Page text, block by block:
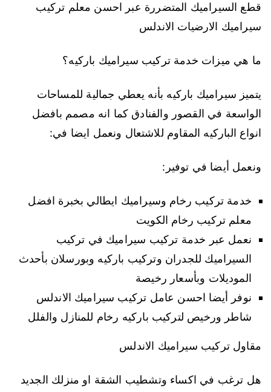
قطع السيراميك المتضررة عبر احسن معلم تركيب
سيراميك الارضيات الاندلس
ما هي ميزات خدمة تركيب سيراميك باركيه؟
يتميز سيراميك باركيه بأنه يعطي جمالية للمساحات
الواسعة في القصور والفنادق كما انه مصمم بافضل
انواع الباركيه المقاوم للاشتعال ونعمل ايضا في:
ونعمل أيضا في توفير:
خدمة تركيب رخام وسيراميك ايطالي بخبرة افضل
معلم تركيب رخام الكويت
نعمل عبر خدمة تركيب سيراميك في تركيب
السيراميك للجدران وتركيب باركيه وبورسلان بأحدث
الموديلات وبأسعار رخيصة
نوفر أيضا احسن عامل تركيب سيراميك الاندلس
شاطر ورخيص لتركيب باركيه رخام للمنازل والفلل
مقاول تركيب سيراميك الاندلس
هل ترغب في اكساء وتشطيب الشقة او منزلك الجديد